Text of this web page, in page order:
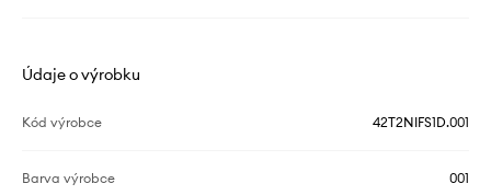
Údaje o výrobku
Kód výrobce 42T2NIFS1D.001
Barva výrobce 001